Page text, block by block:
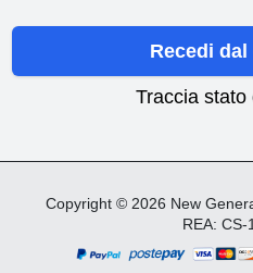
Recedi
Traccia stato
Copyright © 2026 New
REA: CS-